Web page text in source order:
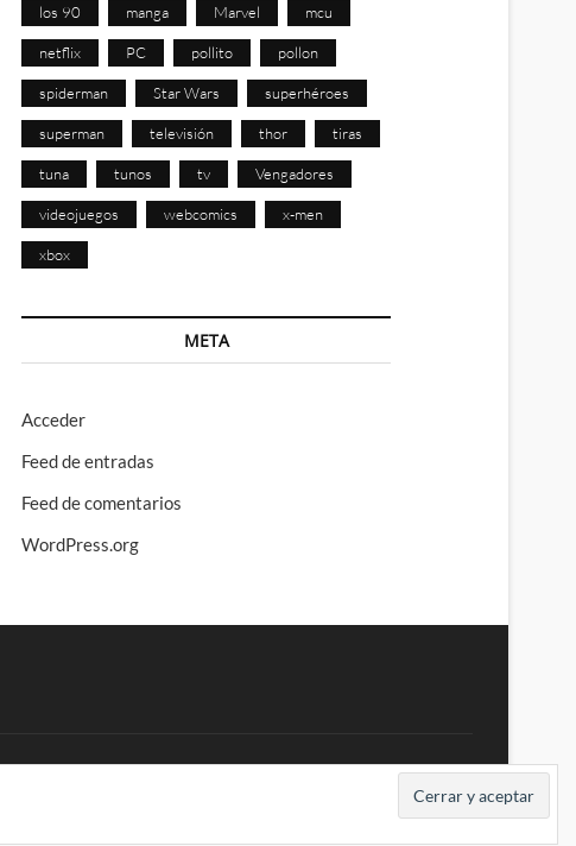
los 90 manga Marvel mcu
netflix PC pollito pollon
spiderman Star Wars superhéroes
superman televisión thor tiras
tuna tunos tv Vengadores
videojuegos webcomics x-men
xbox
META
Acceder
Feed de entradas
Feed de comentarios
WordPress.org